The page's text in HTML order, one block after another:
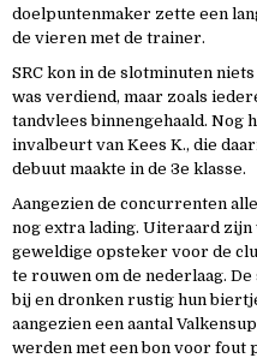
doelpuntenmaker zette een
de vieren met de trainer.
SRC kon in de slotminuten
was verdiend, maar zoals
tandvlees binnengehaald. Nog
invalbeurt van Kees K., die
debuut maakte in de 3e klasse.
Aangezien de concurrenten
nog extra lading. Uiteraard zijn
geweldige opsteker voor de
te rouwen om de nederlaag.
bij en dronken rustig hun
aangezien een aantal
werden met een bon voor fout